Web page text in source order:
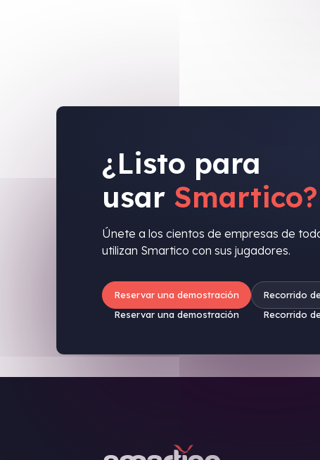
¿Listo para
usar Smartico?
Únete a los cientos de empresas de
utilizan Smartico con sus jugadores.
Reservar una demostración Recorrido